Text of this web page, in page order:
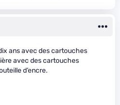
ans avec des cartouches
avec des cartouches
d’encre.